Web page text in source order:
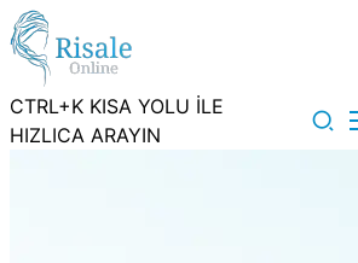
CTRL+K KISA YOLU İLE
HIZLICA ARAYIN